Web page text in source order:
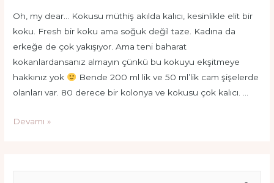
Oh, my dear… Kokusu müthiş akılda kalıcı, kesinlikle elit bir
koku. Fresh bir koku ama soğuk değil taze. Kadına da
erkeğe de çok yakışıyor. Ama teni baharat
kokanlardansanız almayın çünkü bu kokuyu ekşitmeye
hakkınız yok
Bende 200 ml lik ve 50 ml’lik cam şişelerde
olanları var. 80 derece bir kolonya ve kokusu çok kalıcı. …
Paşabahçe
Devamı »